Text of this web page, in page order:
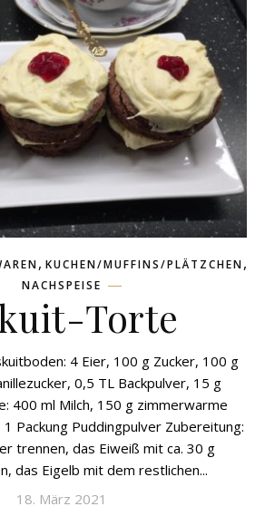
, KUCHEN/MUFFINS/PLÄTZCHEN,
NACHSPEISE
Torte
4 Eier, 100 g Zucker, 100 g
0,5 TL Backpulver, 15 g
400 ml Milch, 150 g zimmerwarme
Packung Puddingpulver Zubereitung:
trennen, das Eiweiß mit ca. 30 g
das Eigelb mit dem restlichen...
18. März 2021